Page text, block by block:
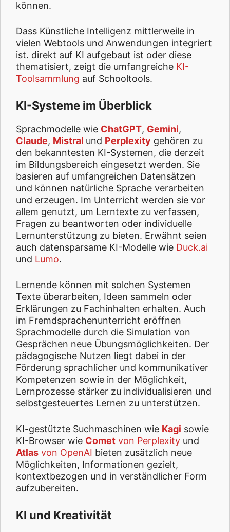
können.
Dass Künstliche Intelligenz mittlerweile in
vielen Webtools und Anwendungen integriert
ist. direkt auf KI aufgebaut ist oder diese
thematisiert, zeigt die umfangreiche KI-
Toolsammlung auf Schooltools.
KI-Systeme im Überblick
Sprachmodelle wie ChatGPT, Gemini,
Claude, Mistral und Perplexity gehören zu
den bekanntesten KI-Systemen, die derzeit
im Bildungsbereich eingesetzt werden. Sie
basieren auf umfangreichen Datensätzen
und können natürliche Sprache verarbeiten
und erzeugen. Im Unterricht werden sie vor
allem genutzt, um Lerntexte zu verfassen,
Fragen zu beantworten oder individuelle
Lernunterstützung zu bieten. Erwähnt seien
auch datensparsame KI-Modelle wie Duck.ai
und Lumo.
Lernende können mit solchen Systemen
Texte überarbeiten, Ideen sammeln oder
Erklärungen zu Fachinhalten erhalten. Auch
im Fremdsprachenunterricht eröffnen
Sprachmodelle durch die Simulation von
Gesprächen neue Übungsmöglichkeiten. Der
pädagogische Nutzen liegt dabei in der
Förderung sprachlicher und kommunikativer
Kompetenzen sowie in der Möglichkeit,
Lernprozesse stärker zu individualisieren und
selbstgesteuertes Lernen zu unterstützen.
KI-gestützte Suchmaschinen wie Kagi sowie
KI-Browser wie Comet von Perplexity und
Atlas von OpenAI bieten zusätzlich neue
Möglichkeiten, Informationen gezielt,
kontextbezogen und in verständlicher Form
aufzubereiten.
KI und Kreativität